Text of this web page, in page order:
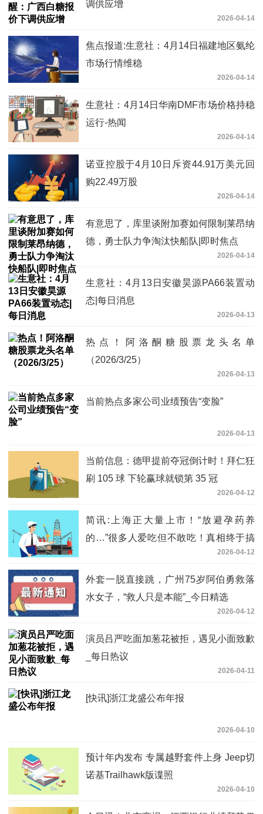
调供应增
2026-04-14
焦点报道:生意社：4月14日福建地区氨纶
市场行情维稳
2026-04-14
生意社：4月14日华南DMF市场价格持稳
运行-热闻
2026-04-14
诺亚控股于4月10日斥资44.91万美元回
购22.49万股
2026-04-14
有意思了，库里谈附加赛如何限制莱昂纳
德，勇士队力争淘汰快船队|即时焦点
2026-04-14
生意社：4月13日安徽昊源PA66装置动
态|每日消息
2026-04-13
热点！阿洛酮糖股票龙头名单
（2026/3/25）
2026-04-13
当前热点多家公司业绩预告“变脸”
2026-04-13
当前信息：德甲提前夺冠倒计时！拜仁狂
刷 105 球 下轮赢球就锁第 35 冠
2026-04-12
简讯:上海正大量上市！“放避孕药养
的…”很多人爱吃但不敢吃！真相终于搞
2026-04-12
外套一脱直接跳，广州75岁阿伯勇救落
水女子，“救人只是本能”_今日精选
2026-04-12
演员吕严吃面加葱花被拒，遇见小面致歉
_每日热议
2026-04-11
[快讯]浙江龙盛公布年报
2026-04-10
预计年内发布 专属越野套件上身 Jeep切
诺基Trailhawk版谍照
2026-04-10